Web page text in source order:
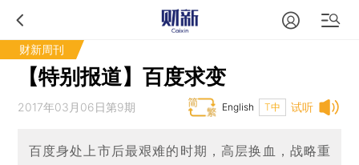
财新周刊
【特别报道】百度求变
试听
2017年03月06日第9期 T中
English
百度身处上市后最艰难的时期，高层换血，战略重